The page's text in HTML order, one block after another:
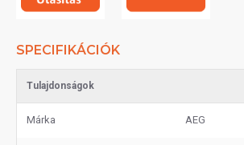
SPECIFIKÁCIÓK
Tulajdonságok
Márka AEG